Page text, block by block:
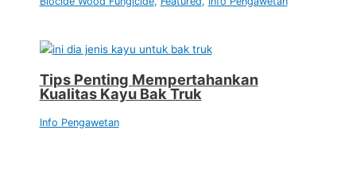
Tips Penting Mempertahankan
Kualitas Kayu Bak Truk
Info Pengawetan